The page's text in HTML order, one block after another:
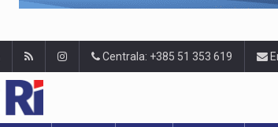
Centrala: +385 51 353 619